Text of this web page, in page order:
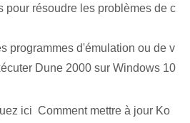
pour résoudre les problèmes de c
programmes d'émulation ou de v
Dune 2000 sur Windows 10
ici Comment mettre à jour Ko